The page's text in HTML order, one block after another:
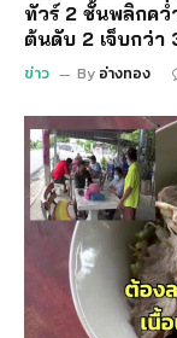
ทัวร์ 2 ชั้นพลิกคว่
ต้นดับ 2 เจ็บกว่า
ข่าว By อ่างทอง